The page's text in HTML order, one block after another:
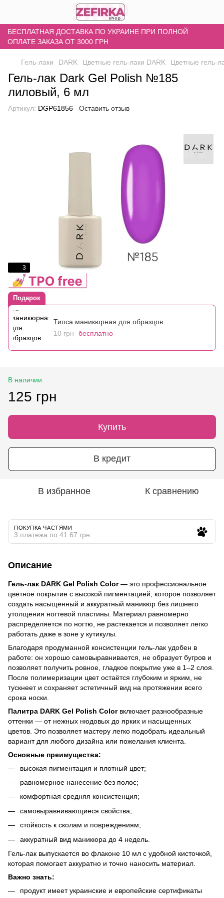
БЕСПЛАТНАЯ ДОСТАВКА ПО УКРАИНЕ ПРИ ПОЛНОЙ
ОПЛАТЕ ЗАКАЗА ОТ 3000 ГРН
Гель-лаки DARK Цветные гель-лаки DARK Цветные гель-
Гель-лак Dark Gel Polish №185
лиловый, 6 мл
Артикул: DGP61856 Оставить отзыв
3
Подарок
Типса маникюрная для образцов
10 грн бесплатно
В наличии
125 грн
Купить
В кредит
В избранное К сравнению
ПОКУПКА ЧАСТЯМИ
3 платежа по 41.67 грн
Описание
Гель-лак DARK Gel Polish Color — это профессиональное
цветное покрытие с высокой пигментацией, которое позволяет
создать насыщенный и аккуратный маникюр без лишнего
утолщения ногтевой пластины. Материал равномерно
распределяется по ногтю, не растекается и позволяет легко
работать даже в зоне у кутикулы.
Благодаря продуманной консистенции гель-лак удобен в
работе: он хорошо самовыравнивается, не образует бугров и
позволяет получить ровное, гладкое покрытие уже в 1–2 слоя.
После полимеризации цвет остаётся глубоким и ярким, не
тускнеет и сохраняет эстетичный вид на протяжении всего
срока носки.
Палитра DARK Gel Polish Color включает разнообразные
оттенки — от нежных нюдовых до ярких и насыщенных
цветов. Это позволяет мастеру легко подобрать идеальный
вариант для любого дизайна или пожелания клиента.
Основные преимущества:
высокая пигментация и плотный цвет;
равномерное нанесение без полос;
комфортная средняя консистенция;
самовыравнивающиеся свойства;
стойкость к сколам и повреждениям;
аккуратный вид маникюра до 4 недель.
Гель-лак выпускается во флаконе 10 мл с удобной кисточкой,
которая помогает аккуратно и точно наносить материал.
Важно знать:
продукт имеет украинские и европейские сертификаты